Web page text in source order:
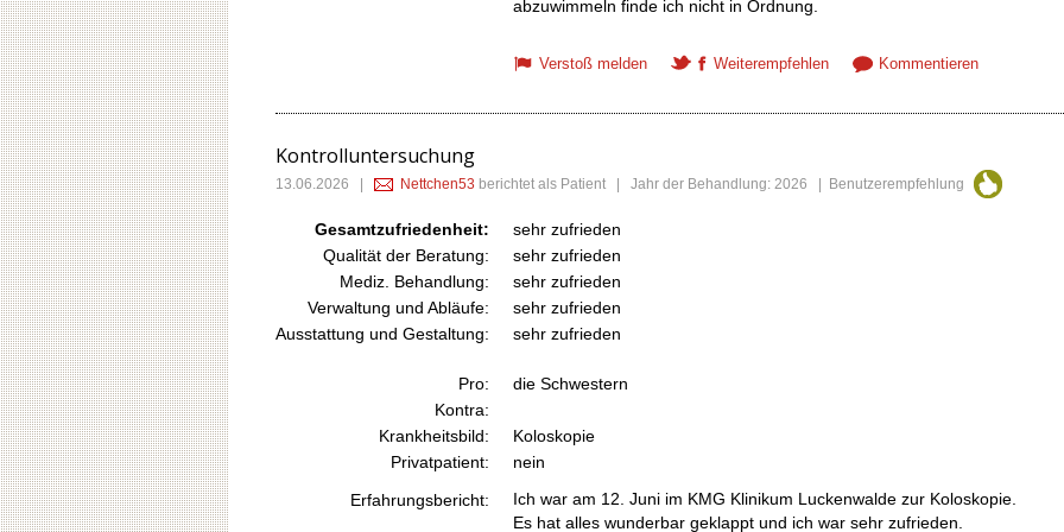
abzuwimmeln finde ich nicht in Ordnung.
Verstoß melden Weiterempfehlen Kommentieren
Kontrolluntersuchung
13.06.2026 Nettchen53 berichtet als Patient | Jahr der Behandlung: 2026 | Benutzerempfehlung
Gesamtzufriedenheit:
sehr zufrieden
Qualität der Beratung:
sehr zufrieden
Mediz. Behandlung:
sehr zufrieden
Verwaltung und Abläufe:
sehr zufrieden
Ausstattung und Gestaltung:
sehr zufrieden
Pro:
die Schwestern
Kontra:
Krankheitsbild:
Koloskopie
Privatpatient:
nein
Erfahrungsbericht:
Ich war am 12. Juni im KMG Klinikum Luckenwalde zur Koloskopie.
Es hat alles wunderbar geklappt und ich war sehr zufrieden.